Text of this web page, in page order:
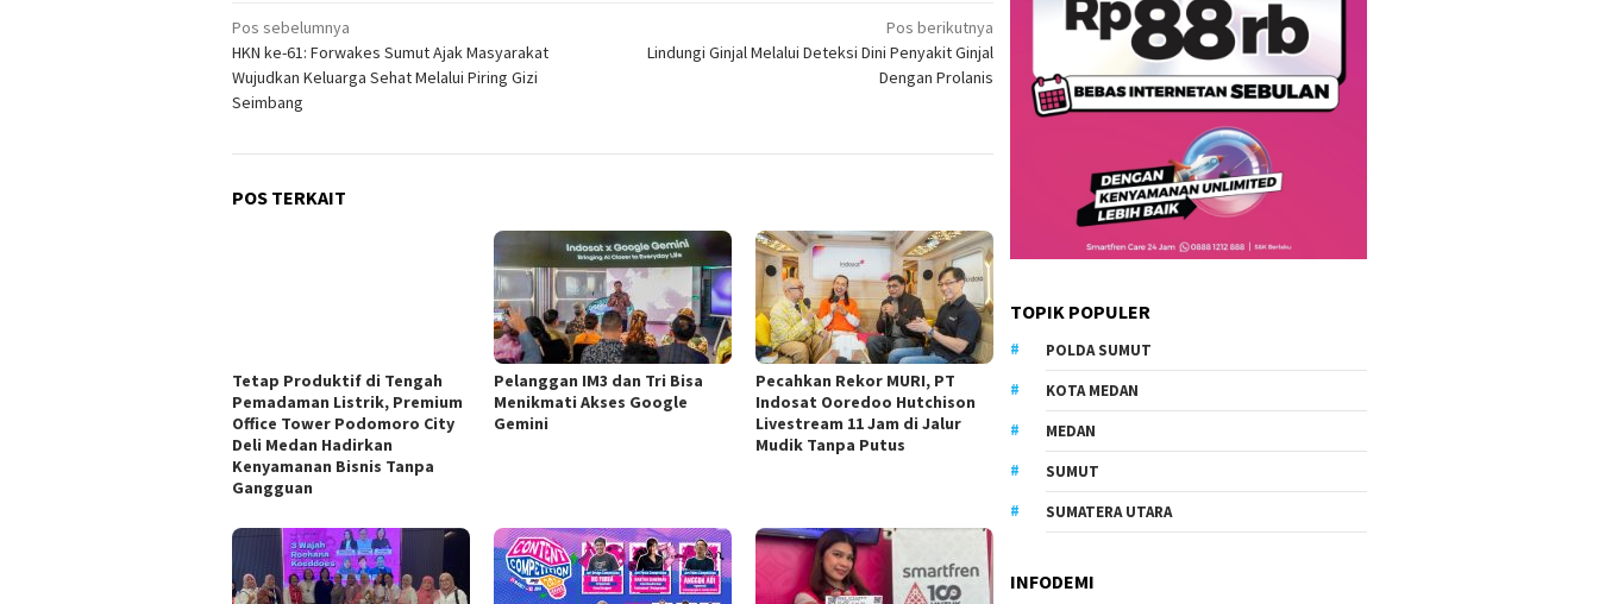
Navigasi
pos
Pos sebelumnya
HKN ke-61: Forwakes Sumut Ajak Masyarakat
Wujudkan Keluarga Sehat Melalui Piring Gizi
Seimbang
Pos berikutnya
Lindungi Ginjal Melalui Deteksi Dini Penyakit Ginjal
Dengan Prolanis
POS TERKAIT
Tetap Produktif di Tengah
Pemadaman Listrik, Premium
Office Tower Podomoro City
Deli Medan Hadirkan
Kenyamanan Bisnis Tanpa
Gangguan
Pelanggan IM3 dan Tri Bisa
Menikmati Akses Google
Gemini
Pecahkan Rekor MURI, PT
Indosat Ooredoo Hutchison
Livestream 11 Jam di Jalur
Mudik Tanpa Putus
TOPIK POPULER
POLDA SUMUT
KOTA MEDAN
MEDAN
SUMUT
SUMATERA UTARA
INFODEMI